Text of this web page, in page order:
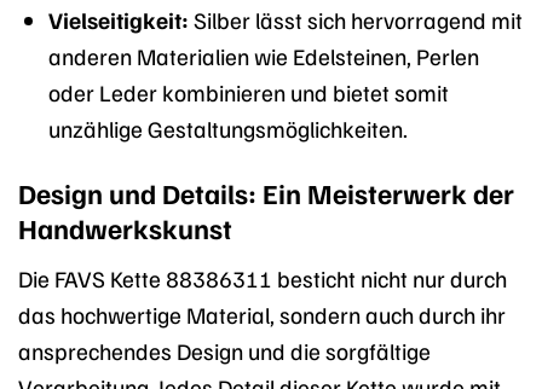
Vielseitigkeit: Silber lässt sich hervorragend mit
anderen Materialien wie Edelsteinen, Perlen
oder Leder kombinieren und bietet somit
unzählige Gestaltungsmöglichkeiten.
Design und Details: Ein Meisterwerk der
Handwerkskunst
Die FAVS Kette 88386311 besticht nicht nur durch
das hochwertige Material, sondern auch durch ihr
ansprechendes Design und die sorgfältige